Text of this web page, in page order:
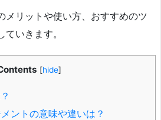
メリットや使い方、おすすめのツ
いきます。
[hide]
ントの意味や違いは？